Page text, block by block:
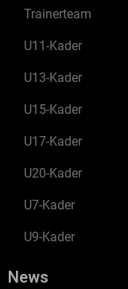
Trainerteam
U11-Kader
U13-Kader
U15-Kader
U17-Kader
U20-Kader
U7-Kader
U9-Kader
News